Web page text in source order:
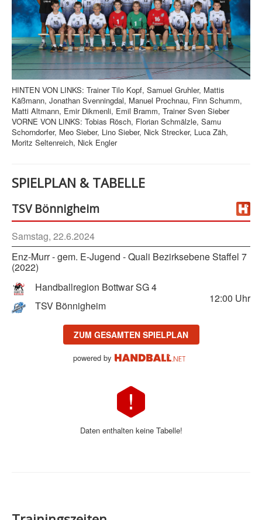
HINTEN VON LINKS: Trainer Tilo Kopf, Samuel Gruhler, Mattis
Käßmann, Jonathan Svenningdal, Manuel Prochnau, Finn Schumm,
Matti Altmann, Emir Dikmenli, Emil Bramm, Trainer Sven Sieber
VORNE VON LINKS: Tobias Rösch, Florian Schmälzle, Samu
Schorndorfer, Meo Sieber, Lino Sieber, Nick Strecker, Luca Zäh,
Moritz Seltenreich, Nick Engler
SPIELPLAN & TABELLE
TSV Bönnigheim
Samstag, 22.6.2024
Enz-Murr - gem. E-Jugend - Quali Bezirksebene Staffel 7
(2022)
Handballregion Bottwar SG 4
TSV Bönnigheim
12:00 Uhr
ZUM GESAMTEN SPIELPLAN
powered by
Daten enthalten keine Tabelle!